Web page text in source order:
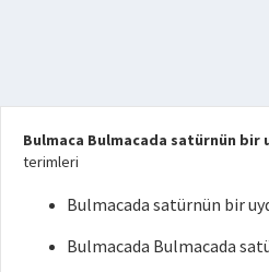
Bulmaca Bulmacada satürnün bir
terimleri
Bulmacada satürnün bir
Bulmacada Bulmacada